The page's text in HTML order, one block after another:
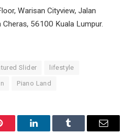
Warisan Cityview, Jalan
56100 Kuala Lumpur.
Slider lifestyle
Piano Land
LinkedInTumblr Email